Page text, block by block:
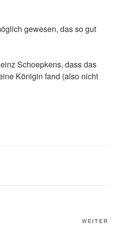
gewesen, das so gut
Schoepkens, dass das
Königin fand (also nicht
WEITER